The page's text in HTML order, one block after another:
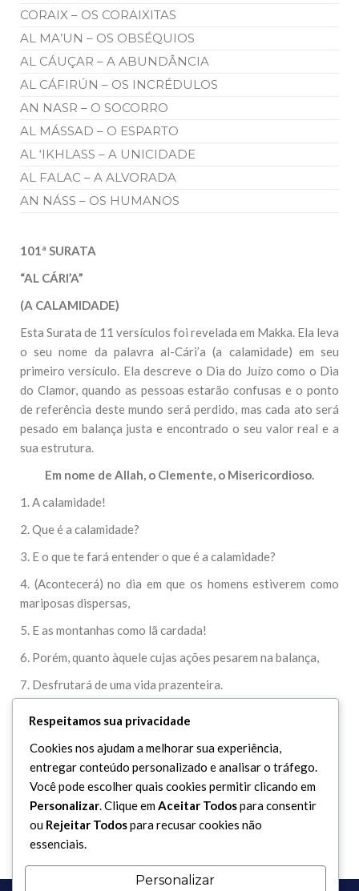
CORAIX – OS CORAIXITAS
AL MA’UN – OS OBSÉQUIOS
AL CÁUÇAR – A ABUNDÂNCIA
AL CÁFIRÚN – OS INCRÉDULOS
AN NASR – O SOCORRO
AL MÁSSAD – O ESPARTO
AL ‘IKHLASS – A UNICIDADE
AL FALAC – A ALVORADA
AN NÁSS – OS HUMANOS
101ª SURATA
“AL CÁRI’A”
(A CALAMIDADE)
Esta Surata de 11 versículos foi revelada em Makka. Ela leva
o seu nome da palavra al-Cári’a (a calamidade) em seu
primeiro versículo. Ela descreve o Dia do Juízo como o Dia
do Clamor, quando as pessoas estarão confusas e o ponto
de referência deste mundo será perdido, mas cada ato será
pesado em balança justa e encontrado o seu valor real e a
sua estrutura.
Em nome de Allah, o Clemente, o Misericordioso.
1. A calamidade!
2. Que é a calamidade?
3. E o que te fará entender o que é a calamidade?
4. (Acontecerá) no dia em que os homens estiverem como
mariposas dispersas,
5. E as montanhas como lã cardada!
6. Porém, quanto àquele cujas ações pesarem na balança,
7. Desfrutará de uma vida prazenteira.
10. E o que é que te fará entender o que é isso?
11. É o fogo ardente!
Respeitamos sua privacidade
Cookies nos ajudam a melhorar sua experiência,
entregar conteúdo personalizado e analisar o tráfego.
Você pode escolher quais cookies permitir clicando em
Personalizar. Clique emAceitar Todospara consentir
ou Rejeitar Todospara recusar cookies não
essenciais.
Personalizar